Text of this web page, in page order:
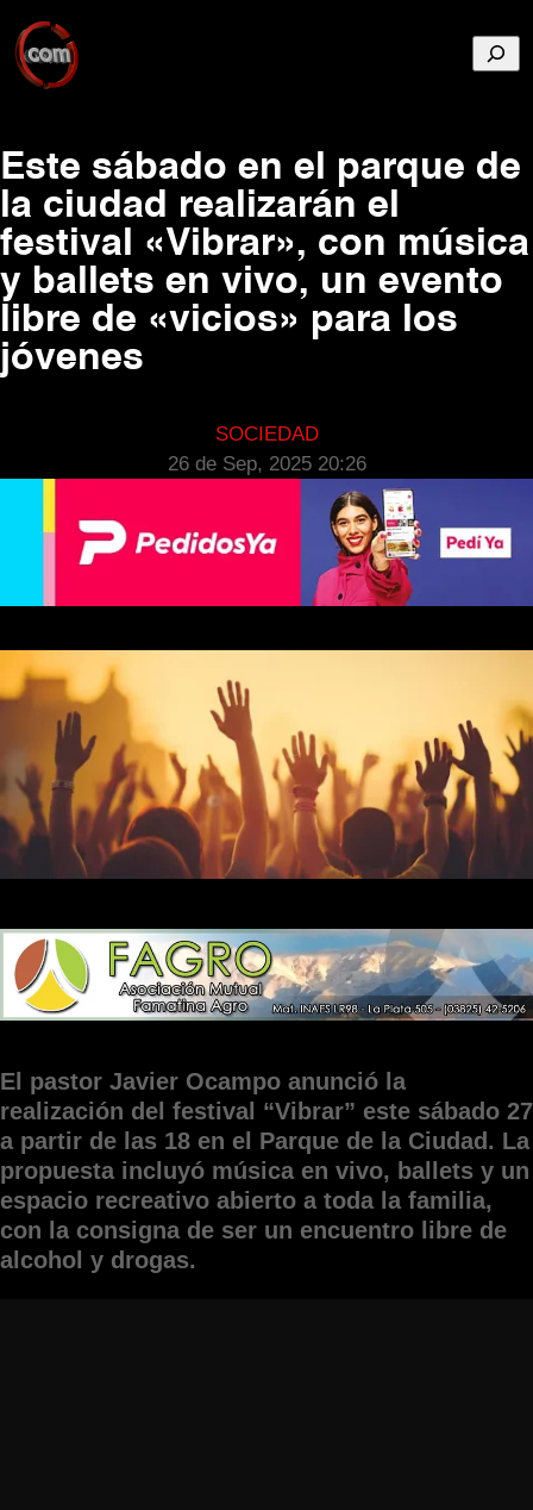
Este sábado en el parque de
la ciudad realizarán el
festival «Vibrar», con música
y ballets en vivo, un evento
libre de «vicios» para los
jóvenes
SOCIEDAD
26 de Sep, 2025 20:26
El pastor Javier Ocampo anunció la
realización del festival “Vibrar” este sábado 27
a partir de las 18 en el Parque de la Ciudad. La
propuesta incluyó música en vivo, ballets y un
espacio recreativo abierto a toda la familia,
con la consigna de ser un encuentro libre de
alcohol y drogas.